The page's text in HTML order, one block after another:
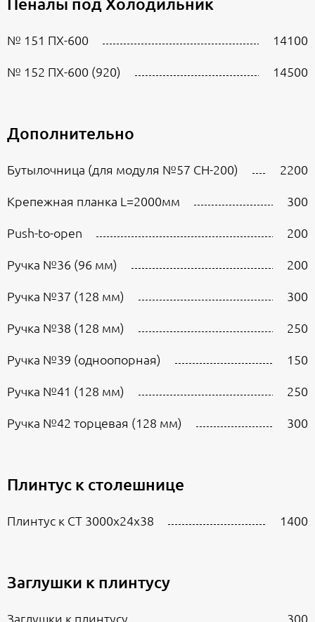
№ 151 ПХ-600
14100
№ 152 ПХ-600 (920)
14500
Дополнительно
Бутылочница (для модуля №57 СН-200)
2200
Крепежная планка L=2000мм
300
Push-to-open
200
Ручка №36 (96 мм)
200
Ручка №37 (128 мм)
300
Ручка №38 (128 мм)
250
Ручка №39 (одноопорная)
150
Ручка №41 (128 мм)
250
Ручка №42 торцевая (128 мм)
300
Плинтус к столешнице
Плинтус к СТ 3000х24х38 1400
Заглушки к плинтусу
Заглушки к плинтусу 300